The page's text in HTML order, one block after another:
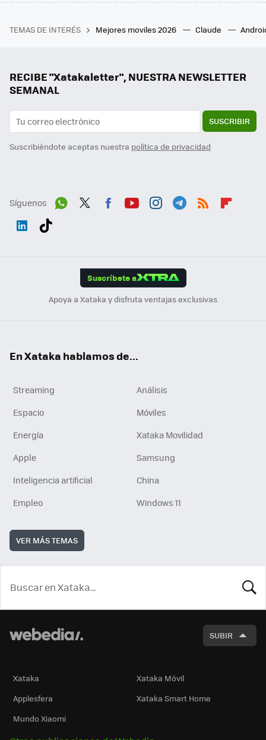
TEMAS DE INTERÉS Mejores moviles 2026 Claude
RECIBE "Xatakaletter", NUESTRA NEWSLETTER
SEMANAL
SUSCRIBIR
Suscribiéndote aceptas nuestra política de privacidad
Síguenos
Suscríbete a
Apoya a Xataka y disfruta ventajas exclusivas
En Xataka hablamos de...
Streaming
Análisis
Espacio
Móviles
Energía
Xataka Movilidad
Apple
Samsung
Inteligencia artificial
China
Empleo
Windows 11
VER MÁS TEMAS
SUBIR
Xataka
Xataka Móvil
Applesfera
Xataka Smart Home
Mundo Xiaomi